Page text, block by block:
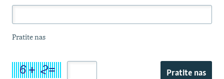
Pratite nas
Pratite nas